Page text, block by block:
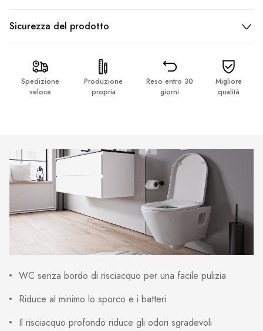
Sicurezza del prodotto
Spedizione
veloce
Produzione
propria
Reso entro 30
giorni
Migliore
qualità
WC senza bordo di risciacquo per una facile pulizia
Riduce al minimo lo sporco e i batteri
Il risciacquo profondo riduce gli odori sgradevoli